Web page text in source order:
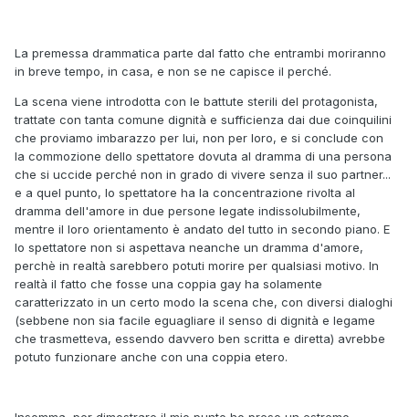
La premessa drammatica parte dal fatto che entrambi moriranno
in breve tempo, in casa, e non se ne capisce il perché.
La scena viene introdotta con le battute sterili del protagonista,
trattate con tanta comune dignità e sufficienza dai due coinquilini
che proviamo imbarazzo per lui, non per loro, e si conclude con
la commozione dello spettatore dovuta al dramma di una persona
che si uccide perché non in grado di vivere senza il suo partner...
e a quel punto, lo spettatore ha la concentrazione rivolta al
dramma dell'amore in due persone legate indissolubilmente,
mentre il loro orientamento è andato del tutto in secondo piano. E
lo spettatore non si aspettava neanche un dramma d'amore,
perchè in realtà sarebbero potuti morire per qualsiasi motivo. In
realtà il fatto che fosse una coppia gay ha solamente
caratterizzato in un certo modo la scena che, con diversi dialoghi
(sebbene non sia facile eguagliare il senso di dignità e legame
che trasmetteva, essendo davvero ben scritta e diretta) avrebbe
potuto funzionare anche con una coppia etero.